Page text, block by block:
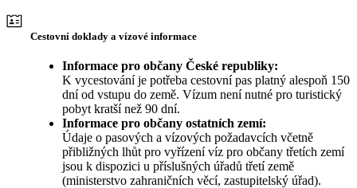
Cestovní doklady a vízové informace
Informace pro občany České republiky:
K vycestování je potřeba cestovní pas platný alespoň 150
dní od vstupu do země. Vízum není nutné pro turistický
pobyt kratší než 90 dní.
Informace pro občany ostatních zemí:
Údaje o pasových a vízových požadavcích včetně
přibližných lhůt pro vyřízení víz pro občany třetích zemí
jsou k dispozici u příslušných úřadů třetí země
(ministerstvo zahraničních věcí, zastupitelský úřad).